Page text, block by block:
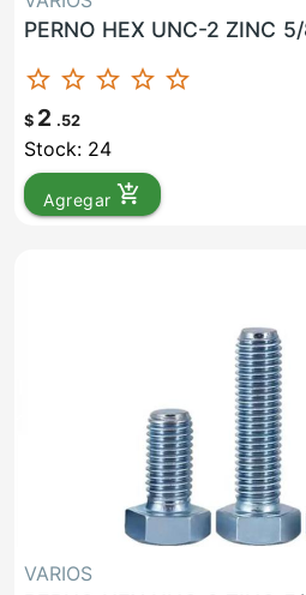
star_border star_border star_border star_border star_border
$ 2 .52
Stock: 24
Agregar add_shopping_cart
VARIOS